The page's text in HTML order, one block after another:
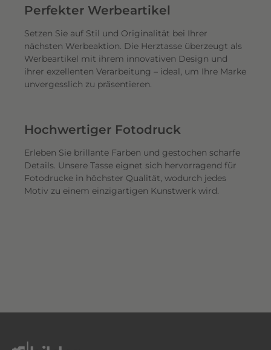
Perfekter Werbeartikel
Setzen Sie auf Stil und Originalität bei Ihrer
nächsten Werbeaktion. Die Herztasse überzeugt als
Werbeartikel mit ihrem innovativen Design und
ihrer exzellenten Verarbeitung – ideal, um Ihre Marke
unvergesslich zu präsentieren.
Hochwertiger Fotodruck
Erleben Sie brillante Farben und gestochen scharfe
Details. Unsere Tasse eignet sich hervorragend für
Fotodrucke in höchster Qualität, wodurch jedes
Motiv zu einem einzigartigen Kunstwerk wird.